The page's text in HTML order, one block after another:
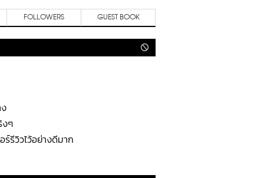
FOLLOWERS GUEST BOOK
งๆ
วิวไว้อย่างดีมาก